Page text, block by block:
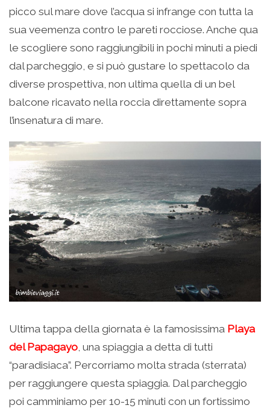
picco sul mare dove l’acqua si infrange con tutta la
sua veemenza contro le pareti rocciose. Anche qua
le scogliere sono raggiungibili in pochi minuti a piedi
dal parcheggio, e si può gustare lo spettacolo da
diverse prospettiva, non ultima quella di un bel
balcone ricavato nella roccia direttamente sopra
l’insenatura di mare.
Ultima tappa della giornata è la famosissima Playa
del Papagayo , una spiaggia a detta di tutti
“paradisiaca”. Percorriamo molta strada (sterrata)
per raggiungere questa spiaggia. Dal parcheggio
poi camminiamo per 10-15 minuti con un fortissimo